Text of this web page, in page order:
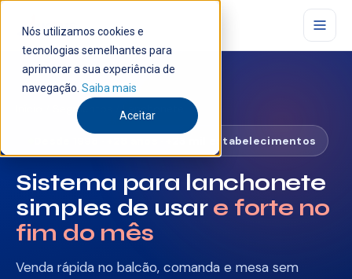
Nós utilizamos cookies e
tecnologias semelhantes para
aprimorar a sua experiência de
navegação. Saiba mais
Aceitar
Segmentos / Lanchonete
Desde 1998 · +28 anos · +23 mil estabelecimentos
Sistema para lanchonete
simples de usar e forte no
fim do mês
Venda rápida no balcão, comanda e mesa sem